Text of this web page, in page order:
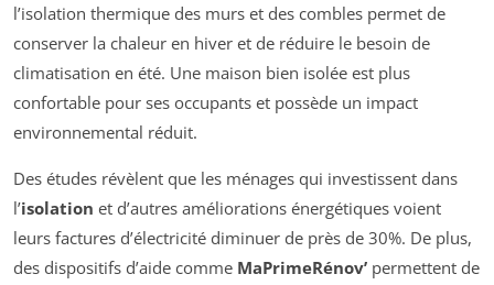
l’isolation thermique des murs et des combles permet de
conserver la chaleur en hiver et de réduire le besoin de
climatisation en été. Une maison bien isolée est plus
confortable pour ses occupants et possède un impact
environnemental réduit.
Des études révèlent que les ménages qui investissent dans
l’isolation et d’autres améliorations énergétiques voient
leurs factures d’électricité diminuer de près de 30%. De plus,
des dispositifs d’aide comme MaPrimeRénov’ permettent de